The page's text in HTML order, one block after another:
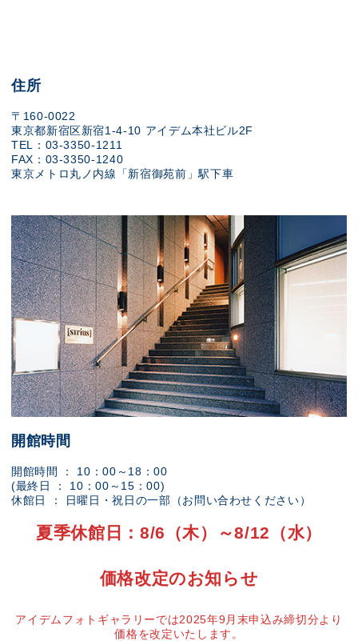
住所
〒160-0022
東京都新宿区新宿1-4-10 アイデム本社ビル2F
TEL：03-3350-1211
FAX：03-3350-1240
東京メトロ丸ノ内線「新宿御苑前」駅下車
開館時間
開館時間 ： 10：00～18：00
(最終日 ： 10：00～15：00)
休館日 ： 日曜日・祝日の一部（お問い合わせください）
夏季休館日：8/6（木）～8/12（水）
価格改定のお知らせ
アイデムフォトギャラリーでは2025年9月末申込み締切分より
価格を改定いたします。